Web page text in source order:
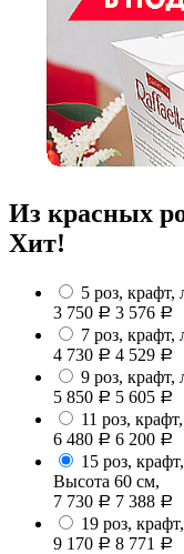
Из красных
Хит!
5 роз, крафт,
3 750 Р 3 576 Р
7 роз, крафт,
4 730 Р 4 529 Р
9 роз, крафт,
5 850 Р 5 605 Р
11 роз,
6 480 Р 6 200 Р
15 роз,
Высота 60 см,
7 730 Р 7 388 Р
19 роз,
9 170 Р 8 771 Р